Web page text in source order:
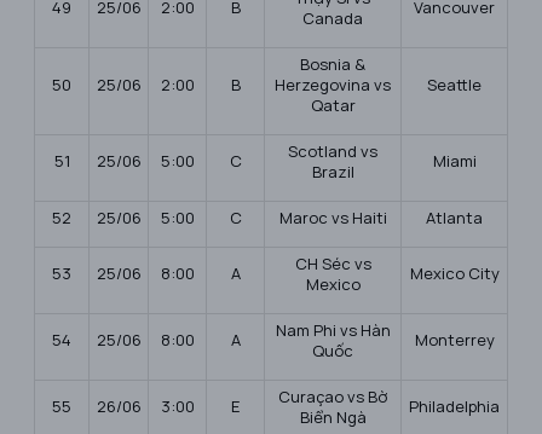
49 25/06 2:00 B
Canada
Vancouver
50 25/06 2:00 B
Bosnia &
Herzegovina vs
Qatar
Seattle
51 25/06 5:00 C
Scotland vs
Brazil
Miami
52 25/06 5:00 C Maroc vs Haiti Atlanta
53 25/06 8:00 A
CH Séc vs
Mexico
Mexico City
54 25/06 8:00 A
Nam Phi vs Hàn
Quốc
Monterrey
55 26/06 3:00 E
Curaçao vs Bờ
Biển Ngà
Philadelphia